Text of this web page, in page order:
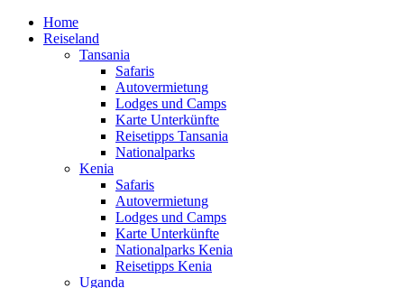
Home
Reiseland
Tansania
Safaris
Autovermietung
Lodges und Camps
Karte Unterkünfte
Reisetipps Tansania
Nationalparks
Kenia
Safaris
Autovermietung
Lodges und Camps
Karte Unterkünfte
Nationalparks Kenia
Reisetipps Kenia
Uganda